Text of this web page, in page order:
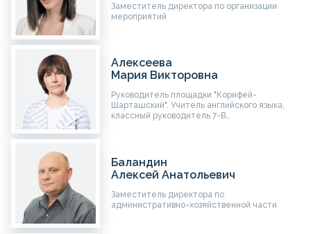
Заместитель директора по организации
мероприятий
Алексеева
Мария Викторовна
Руководитель площадки "Корифей-
Шарташский". Учитель английского языка,
классный руководитель 7-В…
Баландин
Алексей Анатольевич
Заместитель директора по
административно-хозяйственной части